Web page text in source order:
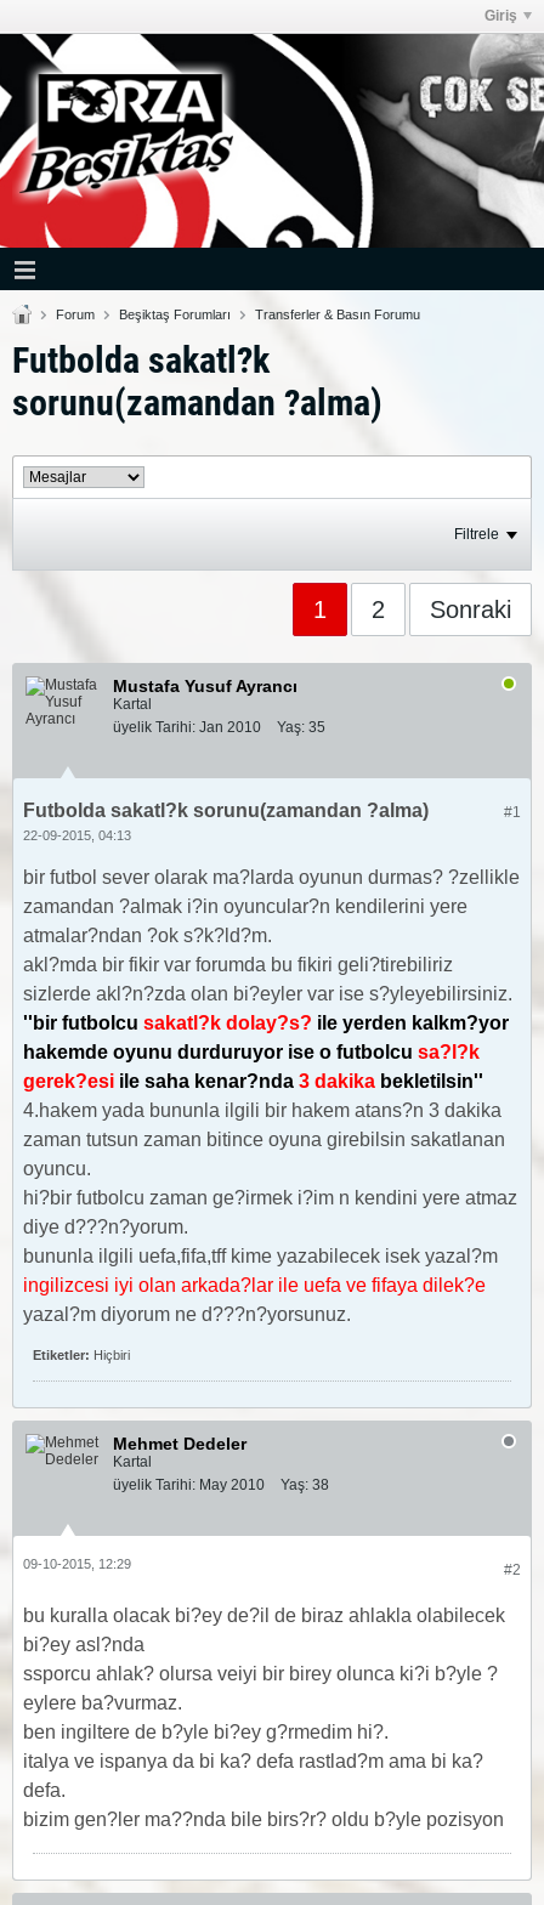
Giriş
Forum Beşiktaş Forumları Transferler & Basın Forumu
Futbolda sakatl?k
sorunu(zamandan ?alma)
Filtrele
1 2 Sonraki
Mustafa Yusuf Ayrancı
Kartal
üyelik Tarihi: Jan 2010 Yaş: 35
#1
Futbolda sakatl?k sorunu(zamandan ?alma)
22-09-2015, 04:13
bir futbol sever olarak ma?larda oyunun durmas? ?zellikle
zamandan ?almak i?in oyuncular?n kendilerini yere
atmalar?ndan ?ok s?k?ld?m.
akl?mda bir fikir var forumda bu fikiri geli?tirebiliriz
sizlerde akl?n?zda olan bi?eyler var ise s?yleyebilirsiniz.
''bir futbolcu sakatl?k dolay?s? ile yerden kalkm?yor
hakemde oyunu durduruyor ise o futbolcu sa?l?k
gerek?esi ile saha kenar?nda 3 dakika bekletilsin''
4.hakem yada bununla ilgili bir hakem atans?n 3 dakika
zaman tutsun zaman bitince oyuna girebilsin sakatlanan
oyuncu.
hi?bir futbolcu zaman ge?irmek i?im n kendini yere atmaz
diye d???n?yorum.
bununla ilgili uefa,fifa,tff kime yazabilecek isek yazal?m
ingilizcesi iyi olan arkada?lar ile uefa ve fifaya dilek?e
yazal?m diyorum ne d???n?yorsunuz.
Etiketler: Hiçbiri
Mehmet Dedeler
Kartal
üyelik Tarihi: May 2010 Yaş: 38
#2
09-10-2015, 12:29
bu kuralla olacak bi?ey de?il de biraz ahlakla olabilecek
bi?ey asl?nda
ssporcu ahlak? olursa veiyi bir birey olunca ki?i b?yle ?
eylere ba?vurmaz.
ben ingiltere de b?yle bi?ey g?rmedim hi?.
italya ve ispanya da bi ka? defa rastlad?m ama bi ka?
defa.
bizim gen?ler ma??nda bile birs?r? oldu b?yle pozisyon